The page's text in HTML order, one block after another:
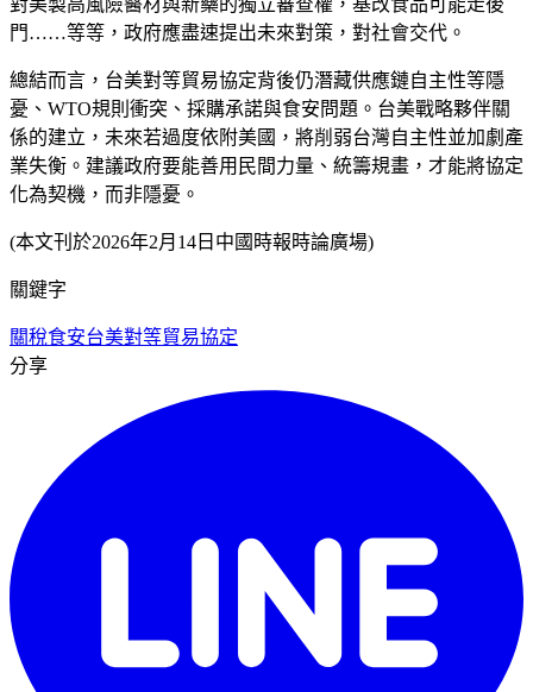
門……等等，政府應盡速提出未來對策，對社會交代。
總結而言，台美對等貿易協定背後仍潛藏供應鏈自主性等隱
憂、WTO規則衝突、採購承諾與食安問題。台美戰略夥伴關
係的建立，未來若過度依附美國，將削弱台灣自主性並加劇產
業失衡。建議政府要能善用民間力量、統籌規畫，才能將協定
化為契機，而非隱憂。
(本文刊於2026年2月14日中國時報時論廣場)
關鍵字
關稅食安台美對等貿易協定
分享